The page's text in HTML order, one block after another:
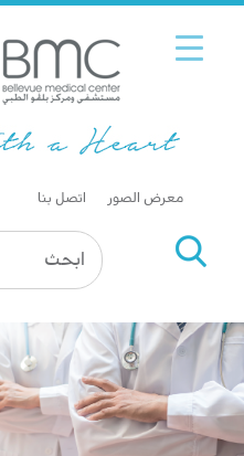
معرض الصور اتصل بنا